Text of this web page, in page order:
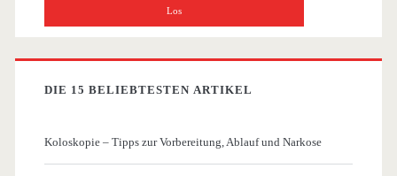
DIE 15 BELIEBTESTEN ARTIKEL
Koloskopie – Tipps zur Vorbereitung, Ablauf und Narkose